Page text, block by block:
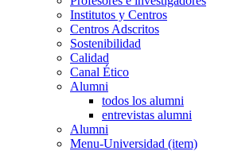
Institutos y Centros
Centros Adscritos
Sostenibilidad
Calidad
Canal Ético
Alumni
todos los alumni
entrevistas alumni
Alumni
Menu-Universidad (item)